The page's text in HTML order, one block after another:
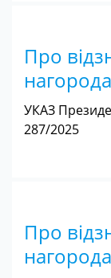
Про
УКАЗ
287/2025
Про